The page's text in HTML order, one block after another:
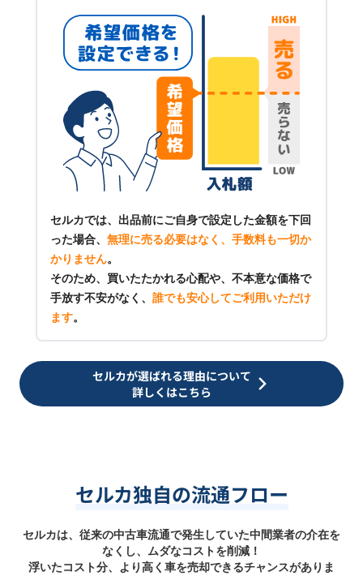
セルカでは、出品前にご自身で設定した金額を下回
った場合、 無理に売る必要はなく、手数料も一切か
かりません。
そのため、買いたたかれる心配や、不本意な価格で
手放す不安がなく、 誰でも安心してご利用いただけ
ます。
セルカが選ばれる理由について
詳しくはこちら
セルカ独自の流通フロー
セルカは、従来の中古車流通で発生していた中間業者の介在を
なくし、ムダなコストを削減！
浮いたコスト分、より高く車を売却できるチャンスがありま